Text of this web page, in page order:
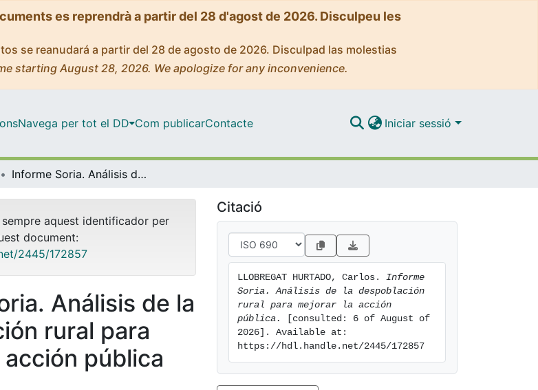
es reprendrà a partir del 28 d'agost de 2026. Disculpeu les
se reanudará a partir del 28 de agosto de 2026. Disculpad las molestias
starting August 28, 2026. We apologize for any inconvenience.
Navega per tot el DD Com publicarContacte Iniciar sessió
Informe Soria. Análisis de la despoblación rural para mejorar la acción pública
aquest identificador per
document:
2445/172857
Análisis de la
rural para
pública
Citació
LLOBREGAT HURTADO, Carlos. Informe
Soria. Análisis de la despoblación
rural para mejorar la acción
pública.
[consulted: 6 of August of
2026]. Available at:
https://hdl.handle.net/2445/172857